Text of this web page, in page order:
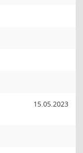
15.05.2023